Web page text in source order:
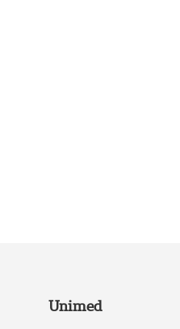
Unimed